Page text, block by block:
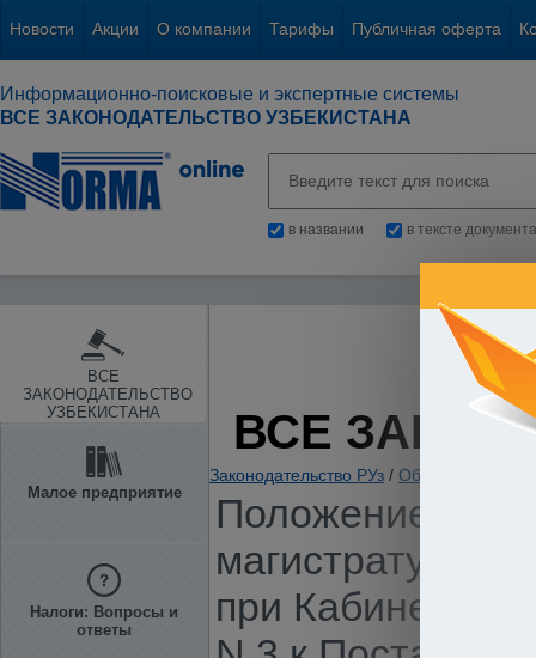
Новости Акции О компании Тарифы Публичная оферта
Информационно-поисковые и экспертные системы
ВСЕ ЗАКОНОДАТЕЛЬСТВО УЗБЕКИСТАНА
в названии в тексте документа
ВСЕ
ЗАКОНОДАТЕЛЬСТВО
УЗБЕКИСТАНА
Малое предприятие
Налоги: Вопросы и
ответы
ВСЕ
Законодательство РУз / Образование.
Положение о
магистратуру
при Кабинете